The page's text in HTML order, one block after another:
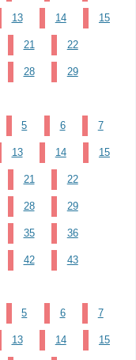
13 14 15
21 22
28 29
5 6 7
13 14 15
21 22
28 29
35 36
42 43
5 6 7
13 14 15